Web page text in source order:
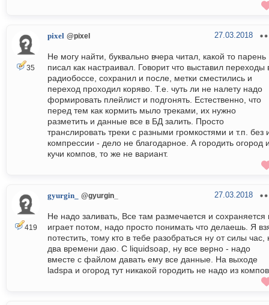
35
pixel @pixel 27.03.2018
Не могу найти, буквально вчера читал, какой то парень
писал как настраивал. Говорит что выставил переходы
радиобоссе, сохранил и после, метки сместились и
переход проходил коряво. Т.е. чуть ли не налету надо
формировать плейлист и подгонять. Естественно, что
перед тем как кормить мыло треками, их нужно
разметить и данные все в БД залить. Просто
транслировать треки с разными громкостями и т.п. без
компрессии - дело не благодарное. А городить огород
кучи компов, то же не вариант.
419
gyurgin_ @gyurgin_ 27.03.2018
Не надо заливать, Все там размечается и сохраняется
играет потом, надо просто понимать что делаешь. Я
потестить, тому кто в тебе разобраться ну от силы час,
два времени даю. С liquidsoap, ну все верно - надо
вместе с файлом давать ему все данные. На выходе
ladspa и огород тут никакой городить не надо из